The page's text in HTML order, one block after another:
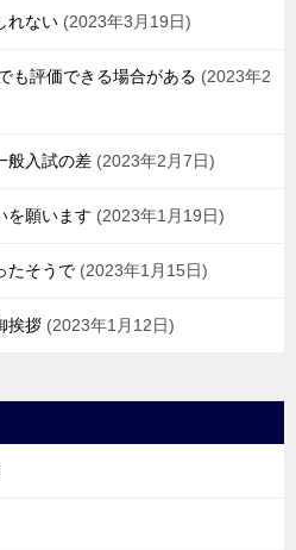
れない 2023年3月19日
も評価できる場合がある
2023年2
般入試の差 2023年2月7日
を願います 2023年1月19日
たそうで 2023年1月15日
挨拶 2023年1月12日